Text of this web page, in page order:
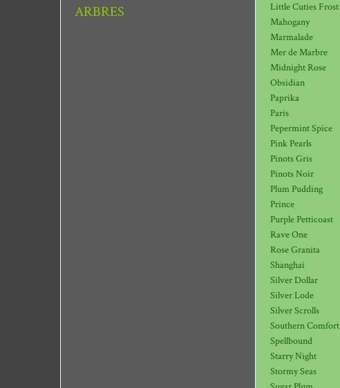
Little Cuties Frost
Mahogany
Marmalade
Mer de Marbre
Midnight Rose
Obsidian
Paprika
Paris
Pepermint Spice
Pink Pearls
Pinots Gris
Pinots Noir
Plum Pudding
Prince
Purple Petticoast
Rave One
Rose Granita
Shanghai
Silver Dollar
Silver Lode
Silver Scrolls
Southern Comfort
Spellbound
Starry Night
Stormy Seas
ARBRES